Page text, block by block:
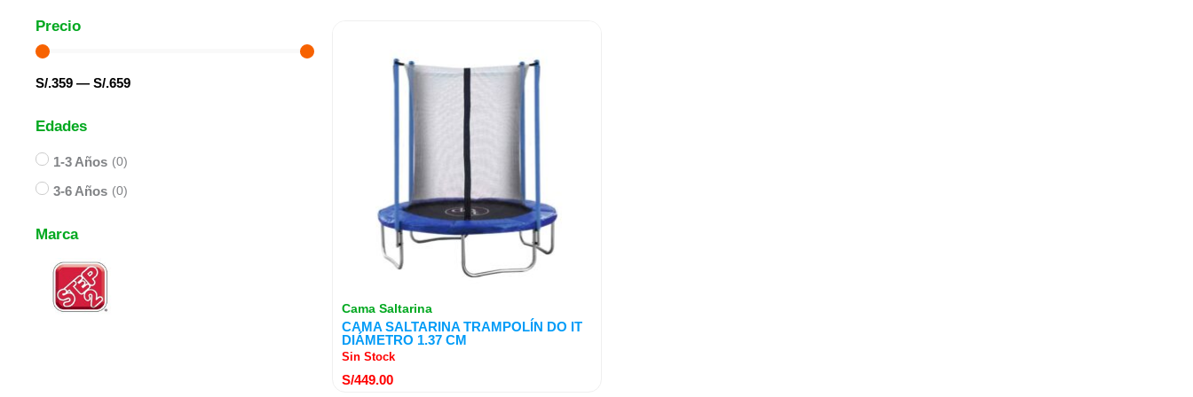
Precio
S/.359 — S/.659
Edades
1-3 Años (0)
3-6 Años (0)
Marca
Cama Saltarina
CAMA SALTARINA TRAMPOLÍN DO IT
DIÁMETRO 1.37 CM
Sin Stock
S/449.00